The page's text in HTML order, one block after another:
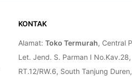
KONTAK
Alamat: Toko Termurah, Central
Let. Jend. S. Parman I No.Kav.28,
RT.12/RW.6, South Tanjung